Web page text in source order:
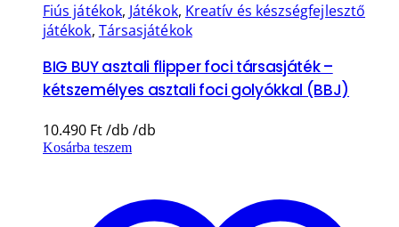
Fiús játékok, Játékok, Kreatív és készségfejlesztő
játékok, Társasjátékok
BIG BUY asztali flipper foci társasjáték –
kétszemélyes asztali foci golyókkal (BBJ)
10.490 Ft
Kosárba teszem